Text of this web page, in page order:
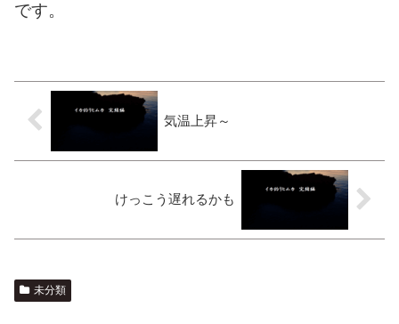
です。
気温上昇～
けっこう遅れるかも
未分類